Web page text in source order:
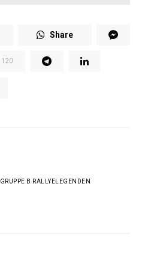
Share
120
GRUPPE B RALLYELEGENDEN